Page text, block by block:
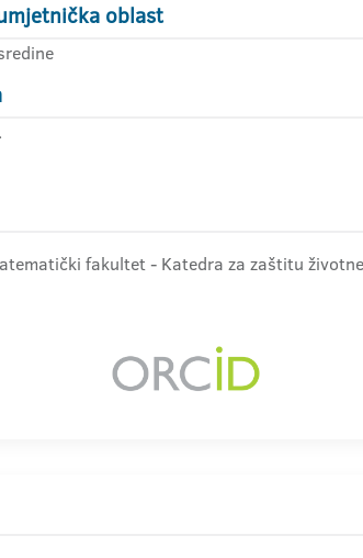
oblast
fakultet - Katedra za zaštitu